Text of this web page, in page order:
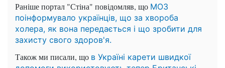
Раніше портал "Стіна" повідомляв, що МОЗ
поінформувало українців, що за хвороба
холера, як вона передається і що зробити для
захисту свого здоров'я.
Також ми писали, що в Україні карети швидкої